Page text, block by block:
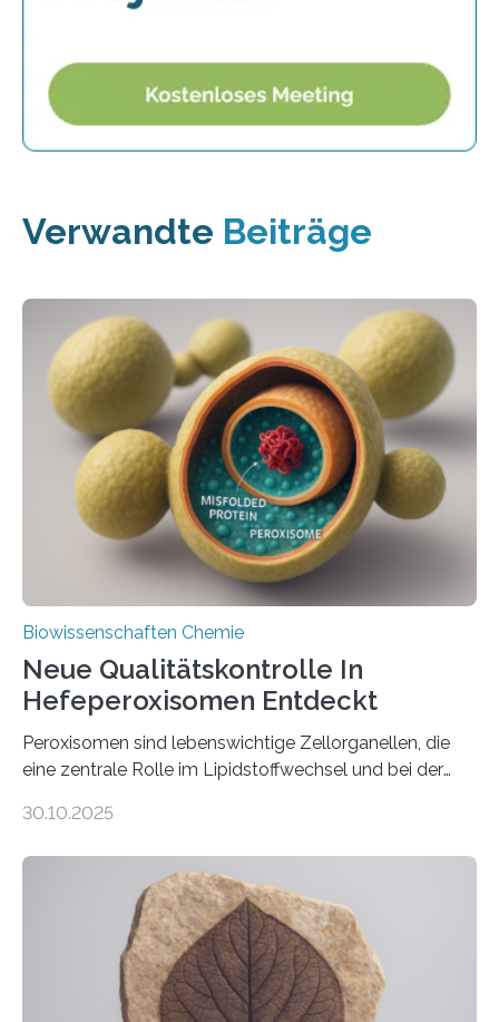
Verwandte Beiträge
Biowissenschaften Chemie
Neue Qualitätskontrolle In
Hefeperoxisomen Entdeckt
Peroxisomen sind lebenswichtige Zellorganellen, die
eine zentrale Rolle im Lipidstoffwechsel und bei der
erfüllen können, müssen zahlreiche Enzyme präzise in
der Ruhr-Universität Bochum um Prof. Dr. Ralf Erdmann
und Dr. Ismaila Francis Yusuf hat nun einen bislang
unbekannten Qualitätskontrollmechanismus des
peroxisomalen Proteintransports in der Bäckerhefe
Saccharomyces cerevisiae entdeckt, der für die
Funktionsfähigkeit der Organellen entscheidend ist. Die
30.10.2025